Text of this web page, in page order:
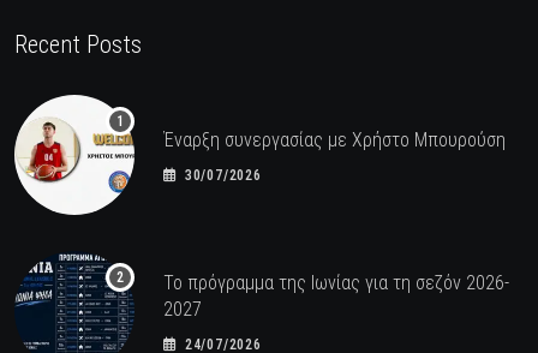
Recent Posts
Έναρξη συνεργασίας με Χρήστο Μπουρούση
30/07/2026
Το πρόγραμμα της Ιωνίας για τη σεζόν 2026-
2027
24/07/2026